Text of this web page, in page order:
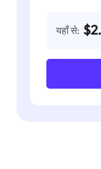
यहाँ से: